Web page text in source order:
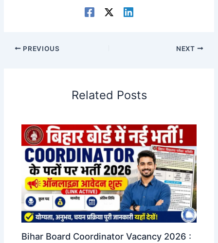
PREVIOUS NEXT
Related Posts
Bihar Board Coordinator Vacancy 2026 :